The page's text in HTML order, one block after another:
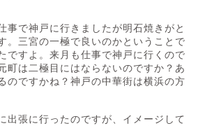
事で神戸に行きましたが明石焼きがと
。三宮の一極で良いのかということで
ですよ。来月も仕事で神戸に行くので
町は二極目にはならないのですか？あ
のですかね？神戸の中華街は横浜の方
出張に行ったのですが、イメージして